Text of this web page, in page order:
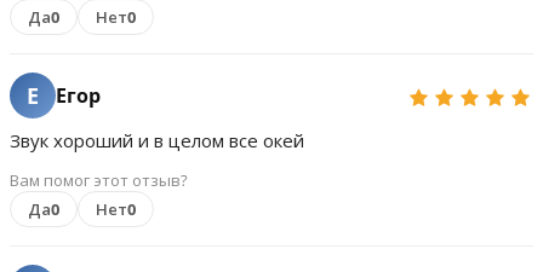
Да0 Нет0
Е Егор
Звук хороший и в целом все окей
Вам помог этот отзыв?
Да0 Нет0